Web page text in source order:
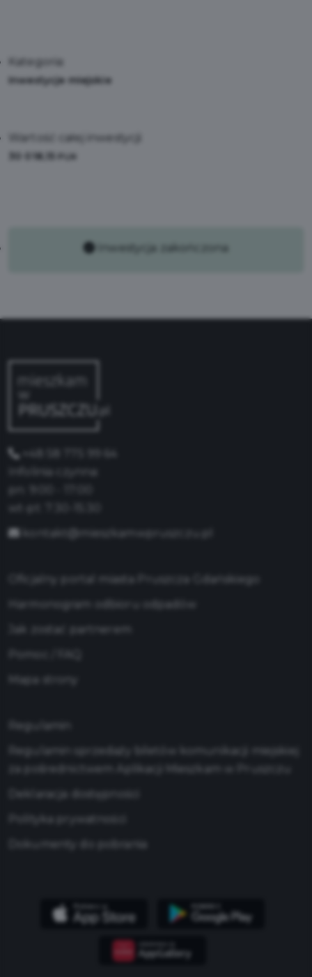
Kategoria:
Inwestycje miejskie
Wartość całej inwestycji:
30 018,15
Inwestycja zakończona
+48 58 775 99 64
Infolinia czynna:
kontakt@mieszkamwpruszczu.pl
Oficjalny portal miasta Pruszcza Gdańskiego
Harmonogram odbioru odpadów
Jak zostać partnerem
Mapa strony
Regulamin
Regulamin sprzedaży biletów komunikacji miejskiej
za pośrednictwem Aplikacji Mieszkam w Pruszczu
Deklaracja dostępności
Polityka prywatności
Dokumenty do pobrania